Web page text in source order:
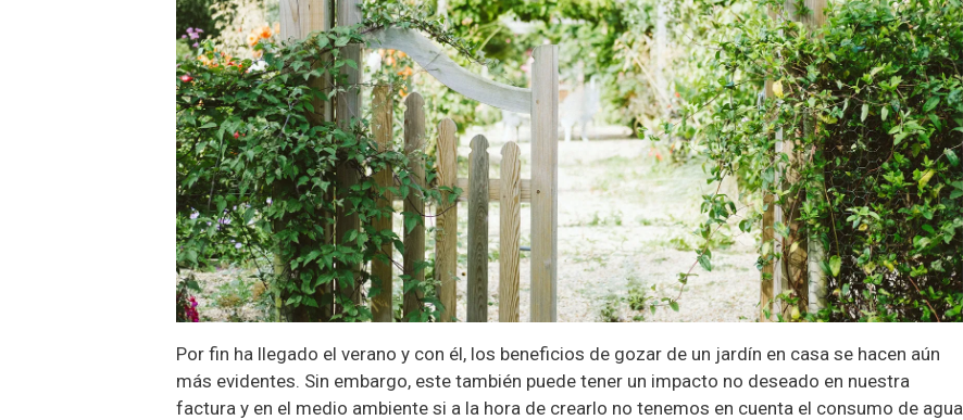
Por fin ha llegado el verano y con él, los beneficios de gozar de un jardín en casa se hacen aún
más evidentes. Sin embargo, este también puede tener un impacto no deseado en nuestra
factura y en el medio ambiente si a la hora de crearlo no tenemos en cuenta el consumo de agua